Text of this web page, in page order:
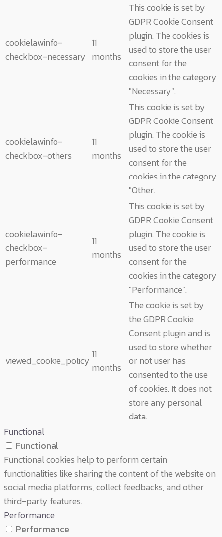
cookielawinfo-
checkbox-necessary
11
months
This cookie is set by
GDPR Cookie Consent
plugin. The cookies is
used to store the user
consent for the
cookies in the category
"Necessary".
cookielawinfo-
checkbox-others
11
months
This cookie is set by
GDPR Cookie Consent
plugin. The cookie is
used to store the user
consent for the
cookies in the category
"Other.
cookielawinfo-
checkbox-
performance
11
months
This cookie is set by
GDPR Cookie Consent
plugin. The cookie is
used to store the user
consent for the
cookies in the category
"Performance".
viewed_cookie_policy
11
months
The cookie is set by
the GDPR Cookie
Consent plugin and is
used to store whether
or not user has
consented to the use
of cookies. It does not
store any personal
data.
Functional
Functional
Functional cookies help to perform certain
functionalities like sharing the content of the website on
social media platforms, collect feedbacks, and other
third-party features.
Performance
Performance